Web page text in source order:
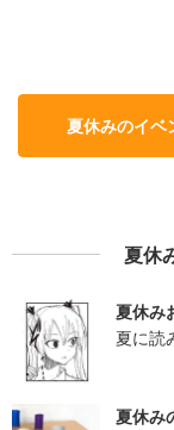
夏休みのイベ
夏休
夏休み
夏に読
夏休み